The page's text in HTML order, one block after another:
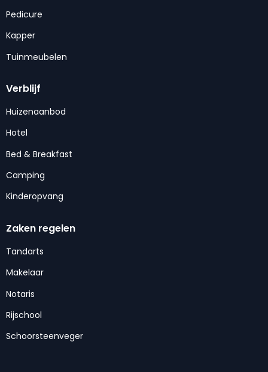
Pedicure
Kapper
Tuinmeubelen
Verblijf
Huizenaanbod
Hotel
Bed & Breakfast
Camping
Kinderopvang
Zaken regelen
Tandarts
Makelaar
Notaris
Rijschool
Schoorsteenveger